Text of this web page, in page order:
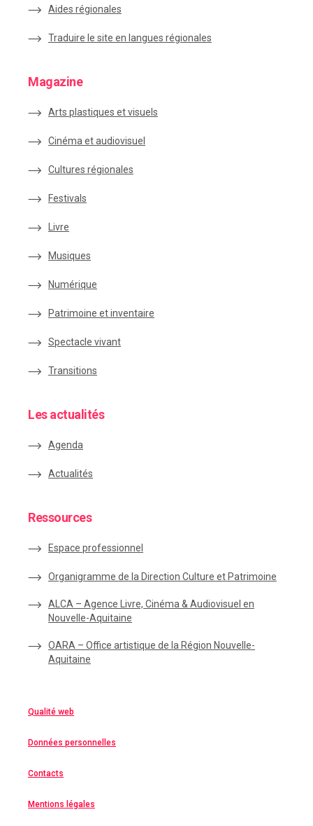
Aides régionales
Traduire le site en langues régionales
Magazine
Arts plastiques et visuels
Cinéma et audiovisuel
Cultures régionales
Festivals
Livre
Musiques
Numérique
Patrimoine et inventaire
Spectacle vivant
Transitions
Les actualités
Agenda
Actualités
Ressources
Espace professionnel
Organigramme de la Direction Culture et Patrimoine
ALCA – Agence Livre, Cinéma & Audiovisuel en
Nouvelle-Aquitaine
OARA – Office artistique de la Région Nouvelle-
Aquitaine
Qualité web
Données personnelles
Contacts
Mentions légales